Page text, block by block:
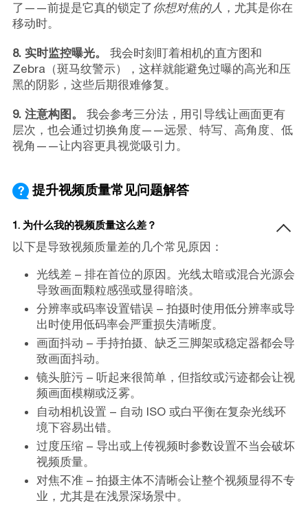
了——前提是它真的锁定了 你想对焦的人 ，尤其是你在
移动时。
8. 实时监控曝光。
我会时刻盯着相机的直方图和
Zebra（斑马纹警示），这样就能避免过曝的高光和压
黑的阴影，这些后期很难修复。
9. 注意构图。
我会参考三分法，用引导线让画面更有
层次，也会通过切换角度——远景、特写、高角度、低
视角——让内容更具视觉吸引力。
提升视频质量常见问题解答
1. 为什么我的视频质量这么差？
以下是导致视频质量差的几个常见原因：
光线差 – 排在首位的原因。光线太暗或混合光源会
导致画面颗粒感强或显得暗淡。
分辨率或码率设置错误 – 拍摄时使用低分辨率或导
出时使用低码率会严重损失清晰度。
画面抖动 – 手持拍摄、缺乏三脚架或稳定器都会导
致画面抖动。
镜头脏污 – 听起来很简单，但指纹或污迹都会让视
频画面模糊或泛雾。
自动相机设置 – 自动 ISO 或白平衡在复杂光线环
境下容易出错。
过度压缩 – 导出或上传视频时参数设置不当会破坏
视频质量。
对焦不准 – 拍摄主体不清晰会让整个视频显得不专
业，尤其是在浅景深场景中。